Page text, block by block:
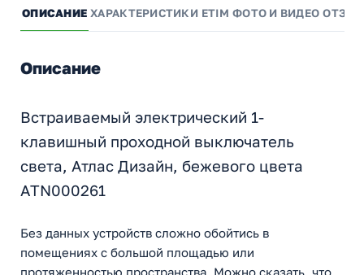
ОПИСАНИЕ ХАРАКТЕРИСТИКИ ETIM ФОТО И ВИДЕО
Описание
Встраиваемый электрический 1-
клавишный проходной выключатель
света, Атлас Дизайн, бежевого цвета
ATN000261
Без данных устройств сложно обойтись в
помещениях с большой площадью или
протяженностью пространства. Можно сказать, что